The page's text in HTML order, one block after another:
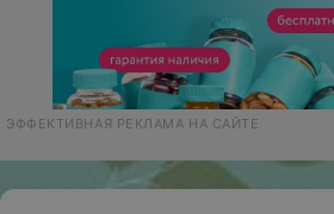
ЭФФЕКТИВНАЯ РЕКЛАМА НА САЙТЕ